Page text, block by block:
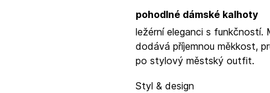
pohodlné dámské kalhoty
ležérní eleganci s
dodává příjemnou měkkost,
po stylový městský outfit.
Styl & design